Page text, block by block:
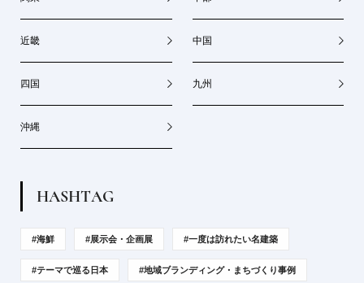
近畿 中国
四国 九州
沖縄
HASHTAG
#海鮮 #展示会・企画展 #一度は訪れたい名建築
#テーマで巡る日本 #地域ブランディング・まちづくり事例